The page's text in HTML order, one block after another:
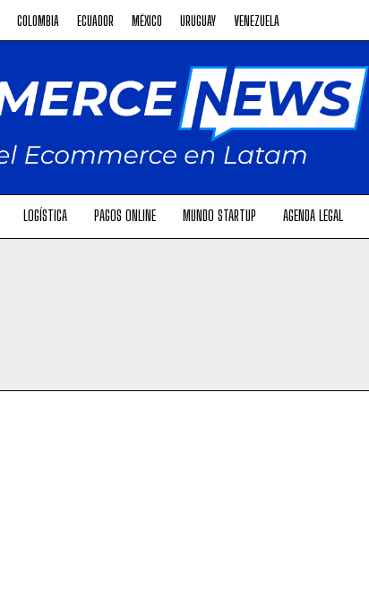
COLOMBIA ECUADOR MÉXICO URUGUAY VENEZUELA
LOGÍSTICA PAGOS ONLINE MUNDO STARTUP AGENDA LEGAL